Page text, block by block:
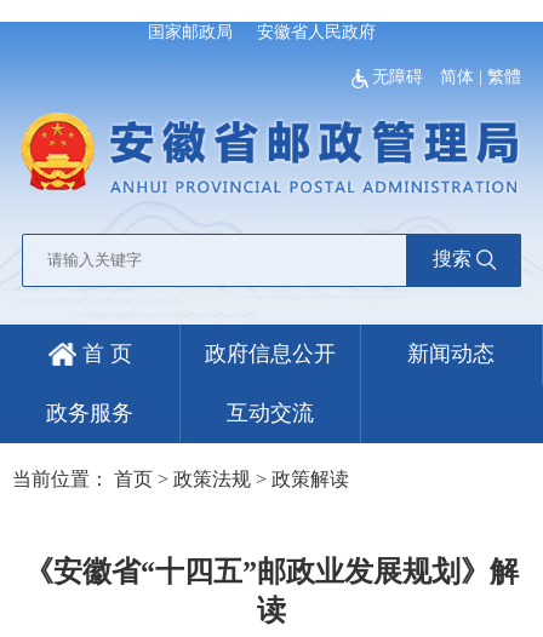
国家邮政局 安徽省人民政府
无障碍 简体 |繁體
搜索
首 页 政府信息公开 新闻动态
政务服务 互动交流
当前位置： 首页 > 政策法规 > 政策解读
《安徽省“十四五”邮政业发展规划》解
读